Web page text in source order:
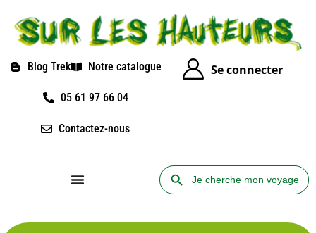
Blog Trek Notre catalogue
05 61 97 66 04
Contactez-nous
Se connecter
Search
for:
Search Button